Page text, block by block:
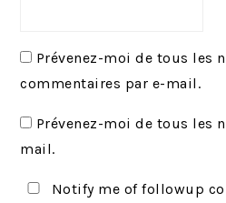
Prévenez-moi de tous les
commentaires par e-mail.
Prévenez-moi de tous les
mail.
Notify me of followup